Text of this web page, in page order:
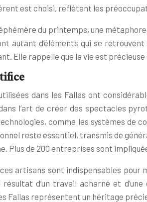
est choisi, reflétant les
du printemps, une
autant d’éléments qui se
Elle rappelle que la vie est
dans les Fallas ont
l’art de créer des spectacles
comme les systèmes
reste essentiel, transmis de
Plus de 200 entreprises sont
artisans sont indispensables
d’un travail acharné et
Fallas représentent un héritage